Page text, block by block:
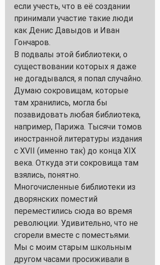
если учесть, что в её создании
принимали участие такие люди
как Денис Давыдов и Иван
Гончаров.
В подвалы этой библиотеки, о
существовании которых я даже
не догадывался, я попал случайно.
Думаю сокровищам, которые
там хранились, могла бы
позавидовать любая библиотека,
например, Парижа. Тысячи томов
иностранной литературы издания
с XVII (именно так) до конца XIX
века. Откуда эти сокровища там
взялись, понятно.
Многочисленные библиотеки из
дворянских поместий
переместились сюда во время
революции. Удивительно, что не
сгорели вместе с поместьями.
Мы с моим старым школьным
другом часами просиживали в